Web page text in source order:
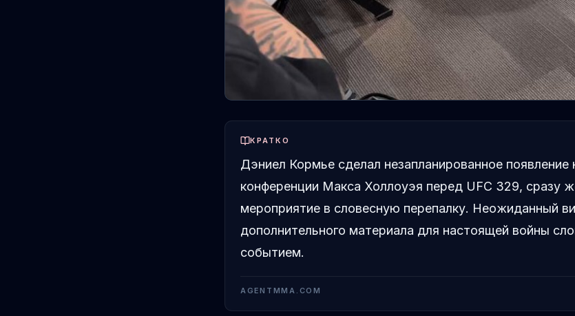
КРАТКО
Дэниел Кормье сделал незапланированное появление
конференции Макса Холлоуэя перед UFC 329, сразу
мероприятие в словесную перепалку. Неожиданный
дополнительного материала для настоящей войны
событием.
AGENTMMA.COM